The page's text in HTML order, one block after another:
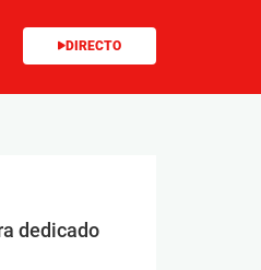
DIRECTO
dedicado